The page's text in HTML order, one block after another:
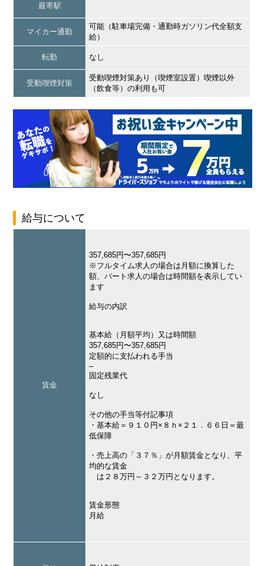
最寄駅
マイカー通勤
可能（駐車場完備・通勤時ガソリン代全額支
給）
転勤 なし
受動喫煙対策
受動喫煙対策あり（喫煙室設置）喫煙以外
（飲食等）の利用も可
給与について
賃金
357,685円〜357,685円
※フルタイム求人の場合は月額に換算した
額、パート求人の場合は時間額を表示してい
ます
給与の内訳
基本給（月額平均）又は時間額
357,685円〜357,685円
定額的に支払われる手当
–
固定残業代
なし
その他の手当等付記事項
・基本給＝９１０円×８ｈ×２１．６６日＝最
低保障
・売上高の「３７％」が月額賃金となり、平
均的な賃金
は２８万円～３２万円となります。
賃金形態
月給